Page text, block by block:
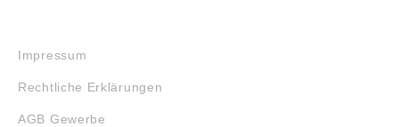
Impressum
Rechtliche Erklärungen
AGB Gewerbe